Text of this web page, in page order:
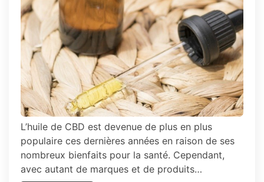
L’huile de CBD est devenue de plus en plus
populaire ces dernières années en raison de ses
nombreux bienfaits pour la santé. Cependant,
avec autant de marques et de produits…